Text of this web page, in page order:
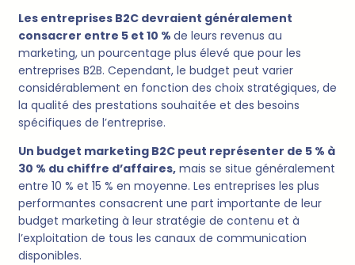
Les entreprises B2C devraient généralement
consacrer entre 5 et 10 % de leurs revenus au
marketing, un pourcentage plus élevé que pour les
entreprises B2B. Cependant, le budget peut varier
considérablement en fonction des choix stratégiques, de
la qualité des prestations souhaitée et des besoins
spécifiques de l’entreprise.
Un budget marketing B2C peut représenter de 5 % à
30 % du chiffre d’affaires, mais se situe généralement
entre 10 % et 15 % en moyenne. Les entreprises les plus
performantes consacrent une part importante de leur
budget marketing à leur stratégie de contenu et à
l’exploitation de tous les canaux de communication
disponibles.